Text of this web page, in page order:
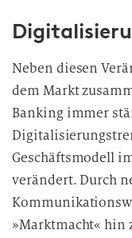
Neben diesen
dem Markt
Banking immer
Geschäftsmodell
verändert. Durch
»Marktmacht« hin